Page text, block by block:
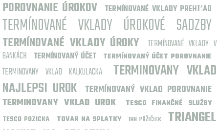
POROVNANIE ÚROKOV
TERMÍNOVANÉ VKLADY PREHĽAD
TERMÍNOVANÉ VKLADY ÚROKOVÉ SADZBY
TERMÍNOVANÉ VKLADY ÚROKY
TERMÍNOVANÉ VKLADY V
BANKÁCH
TERMÍNOVANÝ ÚČET TERMÍNOVANÝ ÚČET POROVNANIE
TERMINOVANY VKLAD KALKULACKA
TERMINOVANY VKLAD
NAJLEPSI UROK
TERMÍNOVANÝ VKLAD POROVNANIE
TERMINOVANY VKLAD UROK
TESCO FINANČNÉ SLUŽBY
TESCO POZICKA
TOVAR NA SPLATKY TRH PÔŽIČIEK
TRIANGEL